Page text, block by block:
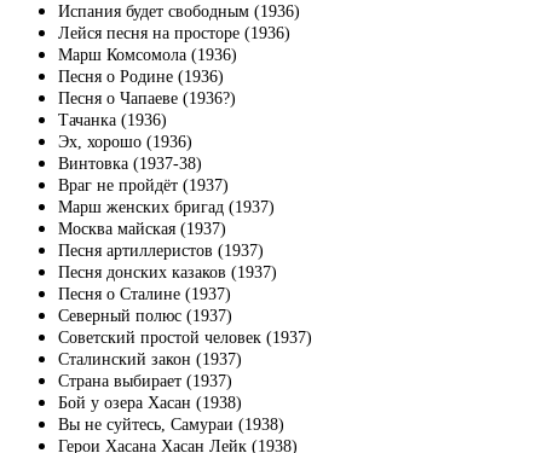
Испания будет свободным (1936)
Лейся песня на просторе (1936)
Марш Комсомола (1936)
Песня о Родине (1936)
Песня о Чапаеве (1936?)
Тачанка (1936)
Эх, хорошо (1936)
Винтовка (1937-38)
Враг не пройдёт (1937)
Марш женских бригад (1937)
Москва майская (1937)
Песня артиллеристов (1937)
Песня донских казаков (1937)
Песня о Сталине (1937)
Северный полюс (1937)
Советский простой человек (1937)
Сталинский закон (1937)
Страна выбирает (1937)
Бой у озера Хасан (1938)
Вы не суйтесь, Самураи (1938)
Герои Хасана Хасан Лейк (1938)